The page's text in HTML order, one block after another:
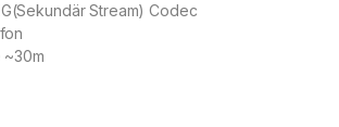
Stream) Codec
~30m